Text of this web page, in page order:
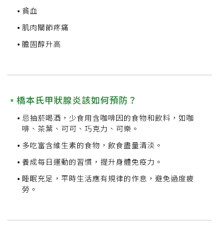
貧血
肌肉關節疼痛
膽固醇升高
橋本氏甲狀腺炎該如何預防？
忌抽菸喝酒，少食用含咖啡因的食物和飲料，如咖
啡、茶葉、可可、巧克力、可樂。
多吃富含維生素的食物，飲食盡量清淡。
養成每日運動的習慣，提升身體免疫力。
睡眠充足，平時生活應有規律的作息，避免過度疲
勞。